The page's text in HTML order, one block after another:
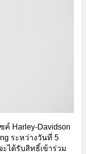
Harley-Davidson
ระหว่างวันที่ 5
ได้รับสิทธิ์เข้าร่วม